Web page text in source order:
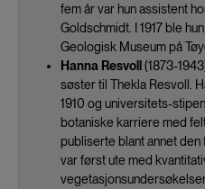
fem år var hun assistent
Goldschmidt. I 1917 ble
Geologisk Museum på
Hanna Resvoll (1873-
søster til Thekla Resvoll.
1910 og universitets-
botaniske karriere med
publiserte blant annet
var først ute med